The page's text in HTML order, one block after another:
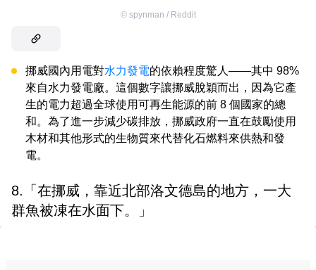
© spynman / Reddit
挪威國內用電對水力發電的依賴程度驚人——其中 98%
來自水力發電廠。這個數字讓挪威脫穎而出，因為它產
生的電力超過全球使用可再生能源的前 8 個國家的總
和。為了進一步減少碳排放，挪威政府一直在鼓勵使用
木材和其他形式的生物質來代替化石燃料來供熱和發
電。
8.「在挪威，靠近北部洛文德島的地方，一大
群魚被凍在水面下。」